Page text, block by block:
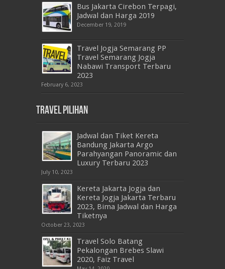
Bus Jakarta Cirebon Terpagi,
Jadwal dan Harga 2019
December 19, 2019
Travel Jogja Semarang PP
Travel Semarang Jogja
Nabawi Transport Terbaru
2023
February 6, 2023
Travel Pilihan
Jadwal dan Tiket Kereta
Bandung Jakarta Argo
Parahyangan Panoramic dan
Luxury Terbaru 2023
July 10, 2023
Kereta Jakarta Jogja dan
Kereta Jogja Jakarta Terbaru
2023, Bima Jadwal dan Harga
Tiketnya
October 23, 2023
Travel Solo Batang
Pekalongan Brebes Slawi
2020, Faiz Travel